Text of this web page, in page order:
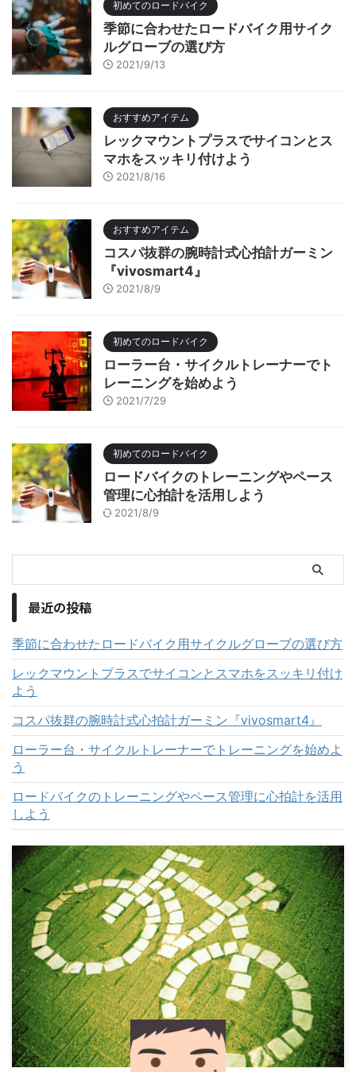
初めてのロードバイク
季節に合わせたロードバイク用サイク
ルグローブの選び方
2021/9/13
おすすめアイテム
レックマウントプラスでサイコンとス
マホをスッキリ付けよう
2021/8/16
おすすめアイテム
コスパ抜群の腕時計式心拍計ガーミン
『vivosmart4』
2021/8/9
初めてのロードバイク
ローラー台・サイクルトレーナーでト
レーニングを始めよう
2021/7/29
初めてのロードバイク
ロードバイクのトレーニングやペース
管理に心拍計を活用しよう
2021/8/9
最近の投稿
季節に合わせたロードバイク用サイクルグローブの選び方
レックマウントプラスでサイコンとスマホをスッキリ付け
よう
コスパ抜群の腕時計式心拍計ガーミン『vivosmart4』
ローラー台・サイクルトレーナーでトレーニングを始めよ
う
ロードバイクのトレーニングやペース管理に心拍計を活用
しよう